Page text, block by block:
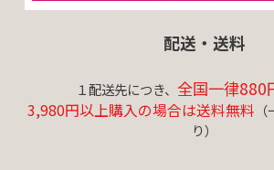
配送・送料
１配送先につき、 全国一律880
3,980円以上購入の場合は送料無料
り）